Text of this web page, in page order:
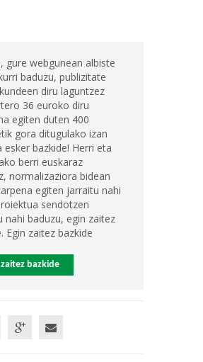
gure webgunean albiste
baduzu, publizitate
diru laguntzez
36 euroko diru
egiten duten 400
gora ditugulako izan
esker bazkide! Herri eta
berri euskaraz
normalizaziora bidean
egiten jarraitu nahi
sendotzen
nahi baduzu, egin zaitez
Egin zaitez bazkide
bazkide